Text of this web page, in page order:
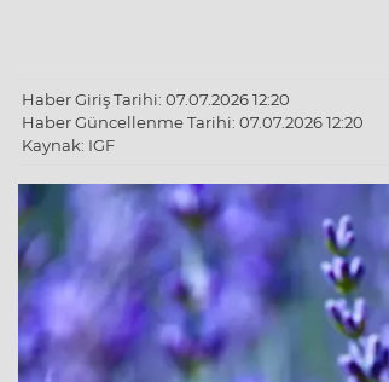
Haber Giriş Tarihi: 07.07.2026 12:20
Haber Güncellenme Tarihi: 07.07.2026 12:20
Kaynak: IGF